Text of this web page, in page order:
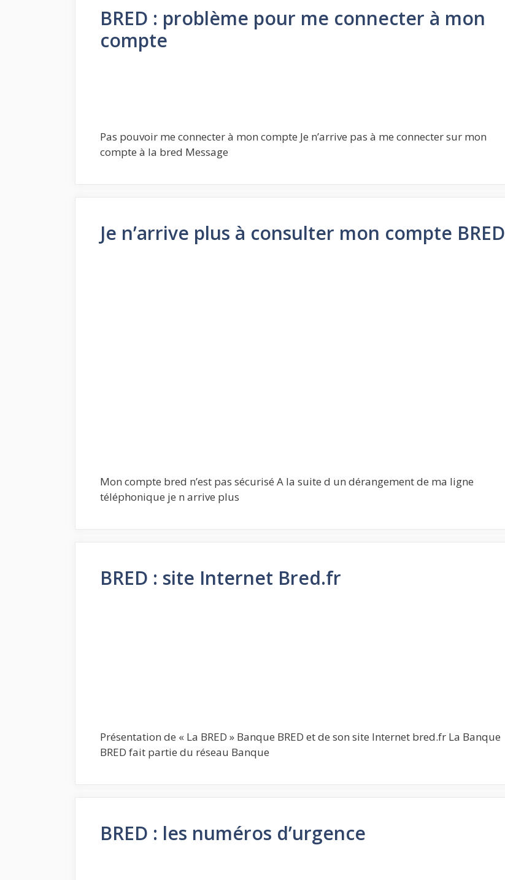
BRED : problème pour me connecter à mon
compte
Pas pouvoir me connecter à mon compte Je n’arrive pas à me connecter sur mon
compte à la bred Message
Je n’arrive plus à consulter mon compte BRED
Mon compte bred n’est pas sécurisé A la suite d un dérangement de ma ligne
téléphonique je n arrive plus
BRED : site Internet Bred.fr
Présentation de « La BRED » Banque BRED et de son site Internet bred.fr La Banque
BRED fait partie du réseau Banque
BRED : les numéros d’urgence